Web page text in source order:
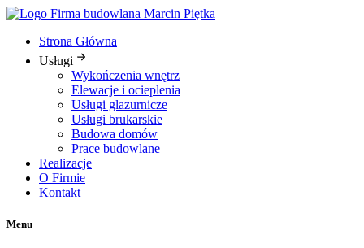
Przejdź
treści
Strona Główna
Usługi
Wykończenia wnętrz
Elewacje i ocieplenia
Usługi glazurnicze
Usługi brukarskie
Budowa domów
Prace budowlane
Realizacje
O Firmie
Kontakt
Menu